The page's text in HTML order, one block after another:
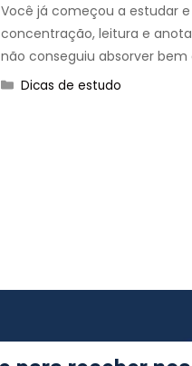
Você já começou a estudar
concentração, leitura e
não conseguiu absorver bem
Categorias
Dicas de estudo